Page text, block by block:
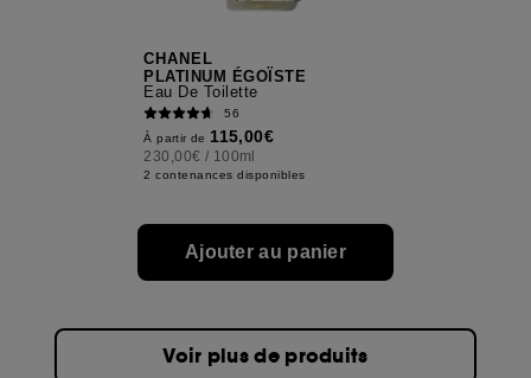
CHANEL
PLATINUM ÉGOÏSTE
Eau De Toilette
56
À partir de 115,00€
230,00€ / 100ml
2 contenances disponibles
Ajouter au panier
Voir plus de produits